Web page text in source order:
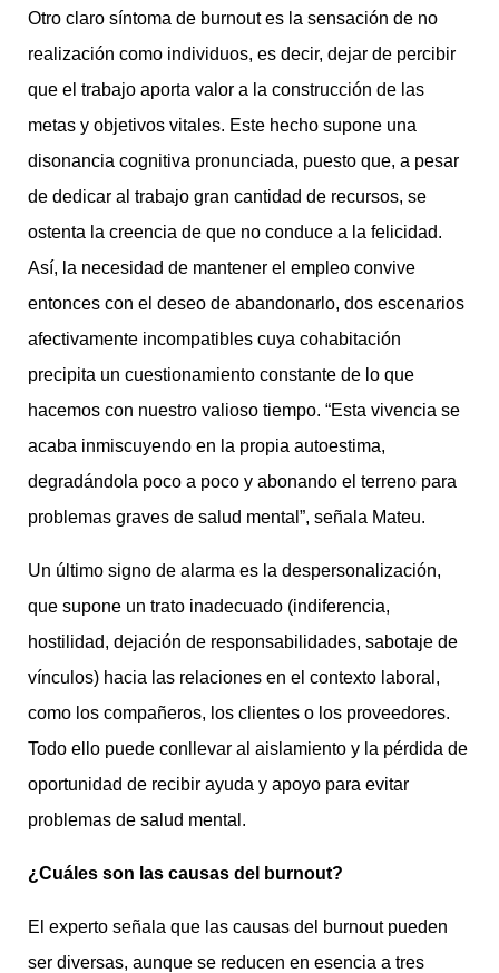
Otro claro síntoma de burnout es la sensación de no
realización como individuos, es decir, dejar de percibir
que el trabajo aporta valor a la construcción de las
metas y objetivos vitales. Este hecho supone una
disonancia cognitiva pronunciada, puesto que, a pesar
de dedicar al trabajo gran cantidad de recursos, se
ostenta la creencia de que no conduce a la felicidad.
Así, la necesidad de mantener el empleo convive
entonces con el deseo de abandonarlo, dos escenarios
afectivamente incompatibles cuya cohabitación
precipita un cuestionamiento constante de lo que
hacemos con nuestro valioso tiempo. “Esta vivencia se
acaba inmiscuyendo en la propia autoestima,
degradándola poco a poco y abonando el terreno para
problemas graves de salud mental”, señala Mateu.
Un último signo de alarma es la despersonalización,
que supone un trato inadecuado (indiferencia,
hostilidad, dejación de responsabilidades, sabotaje de
vínculos) hacia las relaciones en el contexto laboral,
como los compañeros, los clientes o los proveedores.
Todo ello puede conllevar al aislamiento y la pérdida de
oportunidad de recibir ayuda y apoyo para evitar
problemas de salud mental.
¿Cuáles son las causas del burnout?
El experto señala que las causas del burnout pueden
ser diversas, aunque se reducen en esencia a tres